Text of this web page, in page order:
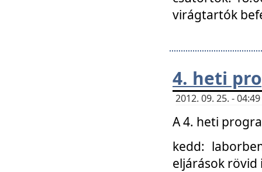
virágtartók
4. heti
2012. 09. 25. -
A 4. heti
kedd:
eljárások